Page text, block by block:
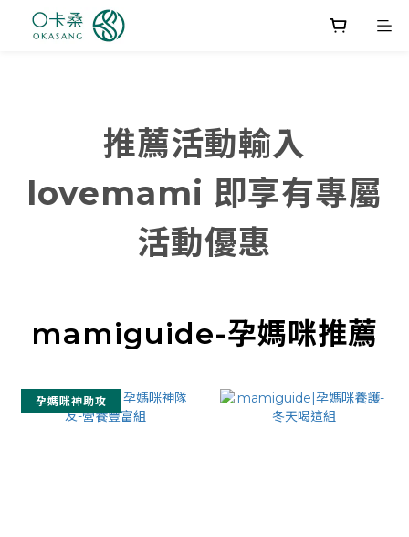
推薦活動輸入
lovemami 即享有專屬
活動優惠
mamiguide-孕媽咪推薦
孕媽咪神助攻